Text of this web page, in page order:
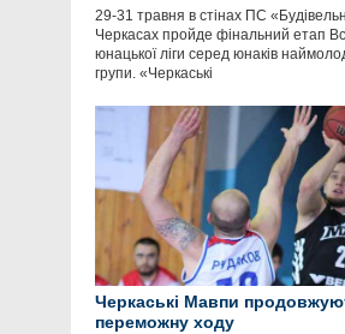
29-31 травня в стінах ПС
Черкасах пройде фінальний етап
юнацької ліги серед юнаків
групи. «Черкаські
Черкаські Мавпи
переможну ходу